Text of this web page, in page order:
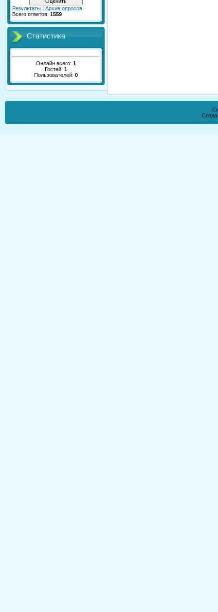
Результаты | Архив опросов
Всего ответов: 1559
Статистика
Онлайн всего: 1
Гостей: 1
Пользователей: 0